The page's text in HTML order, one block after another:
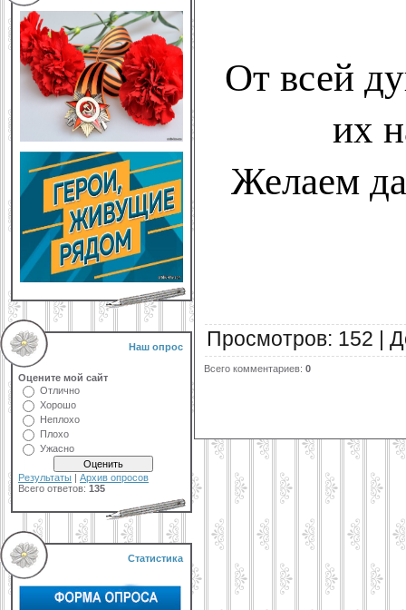
Наш опрос
Оцените мой сайт
Отлично
Хорошо
Неплохо
Плохо
Ужасно
Результаты | Архив опросов
Всего ответов: 135
Статистика
От всей
их
Желаем
Просмотров: 152
Всего комментариев: 0